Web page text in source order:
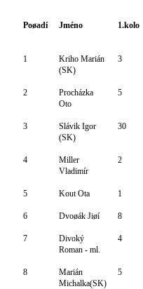
Poøadí Jméno 1.kolo
1
Kriho Marián
(SK)
3
2
Procházka
Oto
5
3
Slávik Igor
(SK)
30
4
Miller
Vladimír
2
5 Kout Ota 1
6 Dvoøák Jiøí 8
7
Divoký
Roman - ml.
4
8
Marián
Michalka(SK)
5